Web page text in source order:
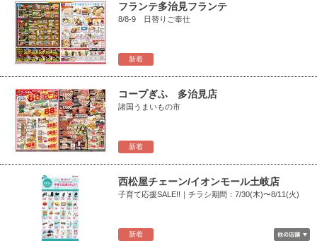
新着
フランテ多治見フランテ
8/8-9 日替りご奉仕
新着
コープぎふ 多治見店
諸国うまいもの市
新着
西松屋チェーン/イオンモール土岐店
子育て応援SALE!!｜チラシ期間：7/30(木)〜8/11(火)